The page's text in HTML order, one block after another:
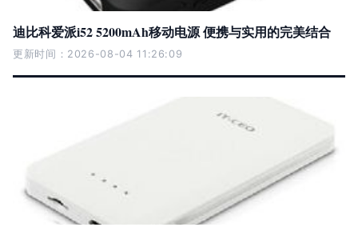
迪比科爱派i52 5200mAh移动电源 便携与实用的完美结合
更新时间：2026-08-04 11:26:09